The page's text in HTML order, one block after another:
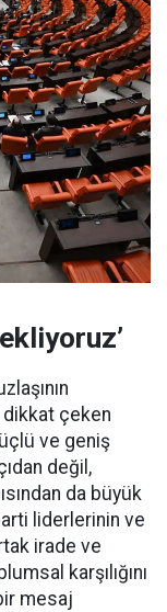
dikkat çeken
ve geniş
değil,
da büyük
liderlerinin ve
irade ve
karşılığını
mesaj